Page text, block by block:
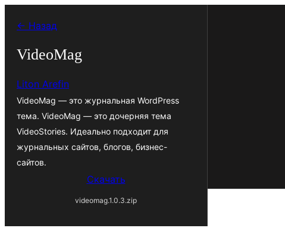
содержимому
← Назад
VideoMag
Liton Arefin
VideoMag — это журнальная WordPress
тема. VideoMag — это дочерняя тема
VideoStories. Идеально подходит для
журнальных сайтов, блогов, бизнес-
сайтов.
Скачать
videomag.1.0.3.zip